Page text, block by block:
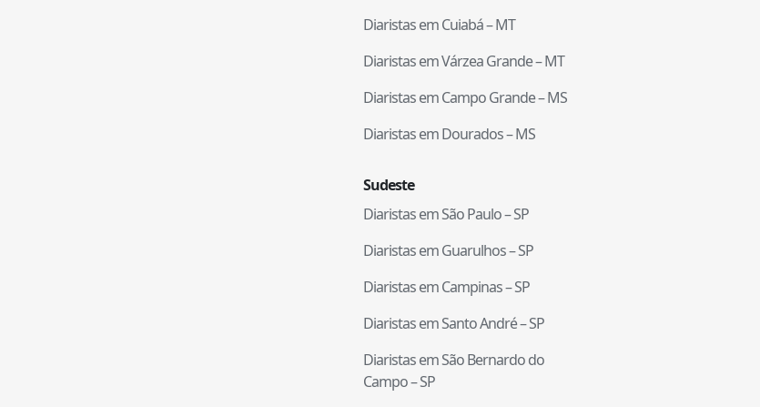
Diaristas emCuiabá–MT
Diaristas emVárzea Grande–MT
Diaristas emCampo Grande–MS
Diaristas emDourados–MS
Sudeste
Diaristas emSão Paulo–SP
Diaristas emGuarulhos–SP
Diaristas emCampinas–SP
Diaristas emSanto André–SP
Diaristas emSão Bernardo do
Campo–SP